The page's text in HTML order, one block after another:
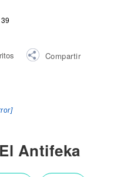
39
Compartir
Antifeka